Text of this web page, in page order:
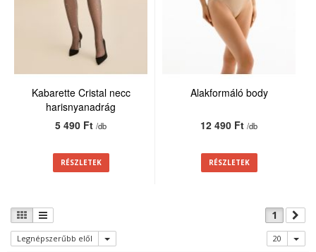
Kabarette Cristal necc
harisnyanadrág
5 490 Ft/db
RÉSZLETEK
Alakformáló body
12 490 Ft/db
RÉSZLETEK
1
Legnépszerűbb elől 20